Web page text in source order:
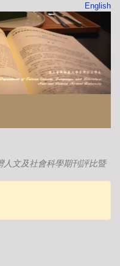
English
文及社會科學期刊評比暨